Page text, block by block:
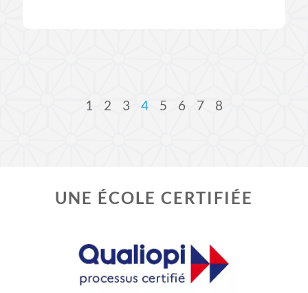
1 2 3 4 5 6 7 8
UNE ÉCOLE CERTIFIÉE